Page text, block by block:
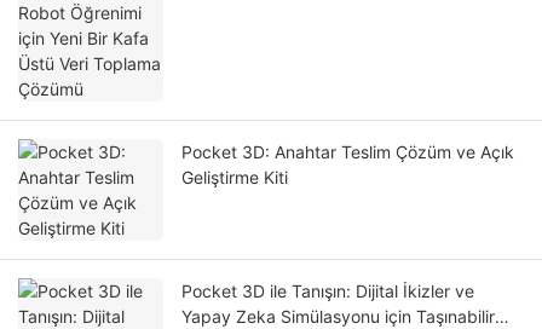
Pocket 3D: Anahtar Teslim Çözüm ve Açık
Geliştirme Kiti
Pocket 3D ile Tanışın: Dijital İkizler ve
Yapay Zeka Simülasyonu için Taşınabilir